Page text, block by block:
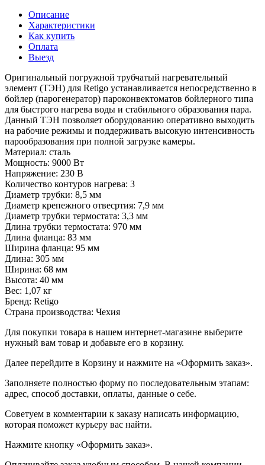
Описание
Характеристики
Как купить
Оплата
Выезд
Оригинальный погружной трубчатый нагревательный
элемент (ТЭН) для Retigo устанавливается непосредственно в
бойлер (парогенератор) пароконвектоматов бойлерного типа
для быстрого нагрева воды и стабильного образования пара.
Данный ТЭН позволяет оборудованию оперативно выходить
на рабочие режимы и поддерживать высокую интенсивность
парообразования при полной загрузке камеры.
Материал: сталь
Мощность: 9000 Вт
Напряжение: 230 В
Количество контуров нагрева: 3
Диаметр трубки: 8,5 мм
Диаметр крепежного отвесртия: 7,9 мм
Диаметр трубки термостата: 3,3 мм
Длина трубки термостата: 970 мм
Длина фланца: 83 мм
Ширина фланца: 95 мм
Длина: 305 мм
Ширина: 68 мм
Высота: 40 мм
Вес: 1,07 кг
Бренд: Retigo
Страна производства: Чехия
Для покупки товара в нашем интернет-магазине выберите
нужный вам товар и добавьте его в корзину.
Далее перейдите в Корзину и нажмите на «Оформить заказ».
​​​​​​​Заполняете полностью форму по последовательным этапам:
адрес, способ доставки, оплаты, данные о себе.
​​​​​​​Советуем в комментарии к заказу написать информацию,
которая поможет курьеру вас найти.
​​​​​​​Нажмите кнопку «Оформить заказ».